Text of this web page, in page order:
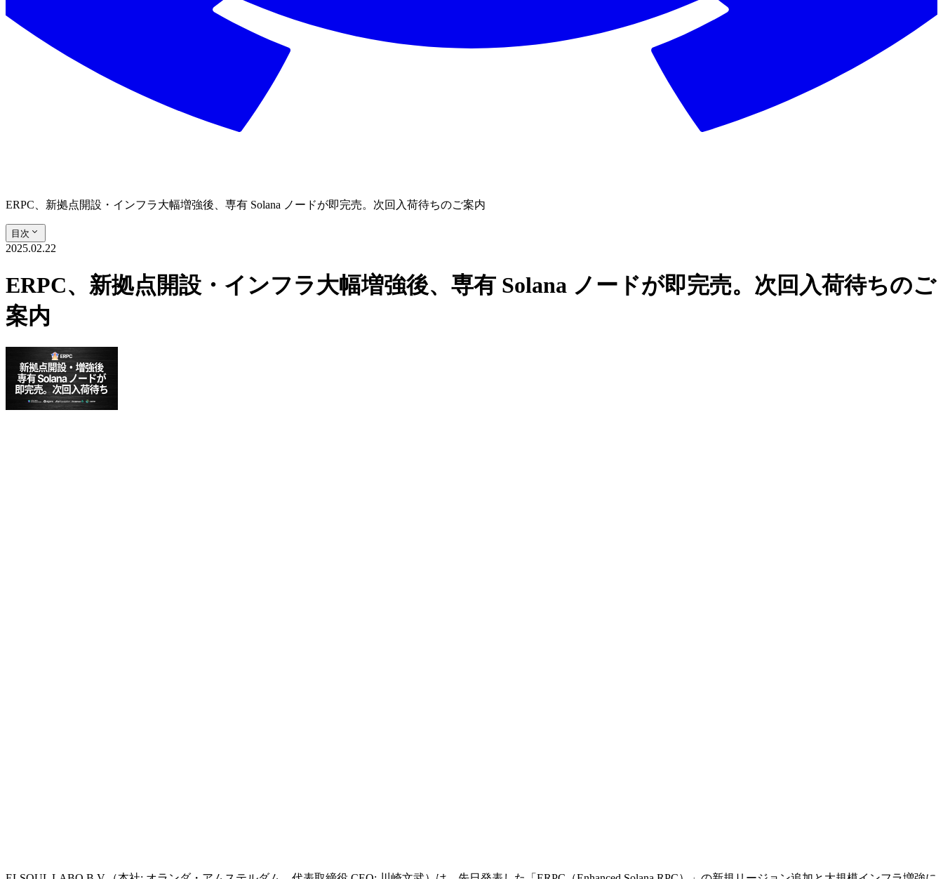
ERPC、新拠点開設・インフラ大幅増強後、専有 Solana ノードが即完売。次回入荷待ちのご案内
目次
2025.02.22
ERPC、新拠点開設・インフラ大幅増強後、専有 Solana ノードが即完売。次回入荷待ちのご
案内